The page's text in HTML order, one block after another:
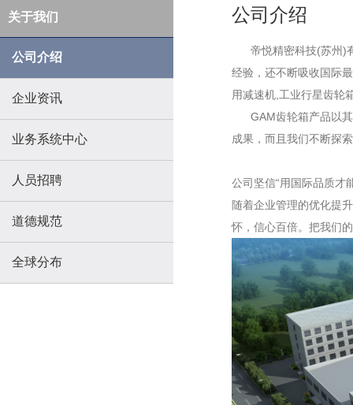
关于我们
公司介绍
企业资讯
业务系统中心
人员招聘
道德规范
全球分布
公司介绍
帝悦精密科技(苏州)有
经验，还不断吸收国际
用减速机,工业行星齿轮
GAM齿轮箱产品以其
成果，而且我们不断探
公司坚信“用国际品质才
随着企业管理的优化提
怀，信心百倍。把我们